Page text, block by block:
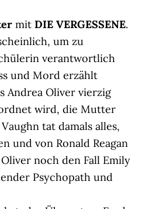
mit DIE VERGESSENE.
um zu
verantwortlich
und Mord erzählt
Andrea Oliver vierzig
wird, die Mutter
tat damals alles,
und von Ronald Reagan
noch den Fall Emily
Psychopath und